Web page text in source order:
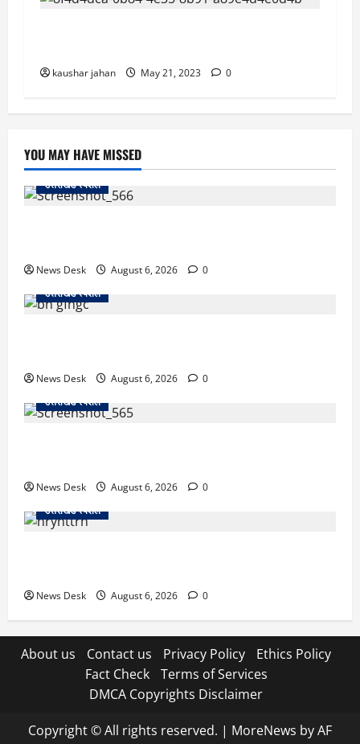
kaushar jahan May 21, 2023 0
YOU MAY HAVE MISSED
उत्तराखंड स्पेशल
News Desk August 6, 2026
0
उत्तराखंड स्पेशल
News Desk August 6, 2026
0
उत्तराखंड स्पेशल
News Desk August 6, 2026
0
उत्तराखंड स्पेशल
News Desk August 6, 2026 0
About us Contact us Privacy Policy
Ethics Policy
Fact Check
Terms of Services
DMCA Copyrights Disclaimer
Copyright © All rights reserved. | MoreNews by AF